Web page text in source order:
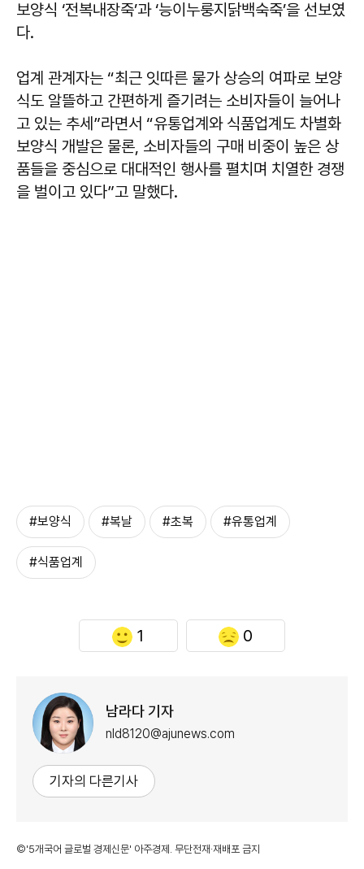
보양식 ‘전복내장죽’과 ‘능이누룽지닭백숙죽’을 선보였
다.
업계 관계자는 “최근 잇따른 물가 상승의 여파로 보양
식도 알뜰하고 간편하게 즐기려는 소비자들이 늘어나
고 있는 추세”라면서 “유통업계와 식품업계도 차별화
보양식 개발은 물론, 소비자들의 구매 비중이 높은 상
품들을 중심으로 대대적인 행사를 펼치며 치열한 경쟁
을 벌이고 있다”고 말했다.
#보양식 #복날 #초복 #유통업계
#식품업계
1 0
남라다 기자
nld8120@ajunews.com
기자의 다른기사
©'5개국어 글로벌 경제신문' 아주경제. 무단전재·재배포 금지